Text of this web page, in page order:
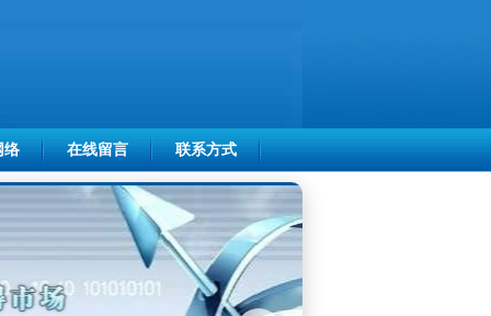
络 在线留言 联系方式